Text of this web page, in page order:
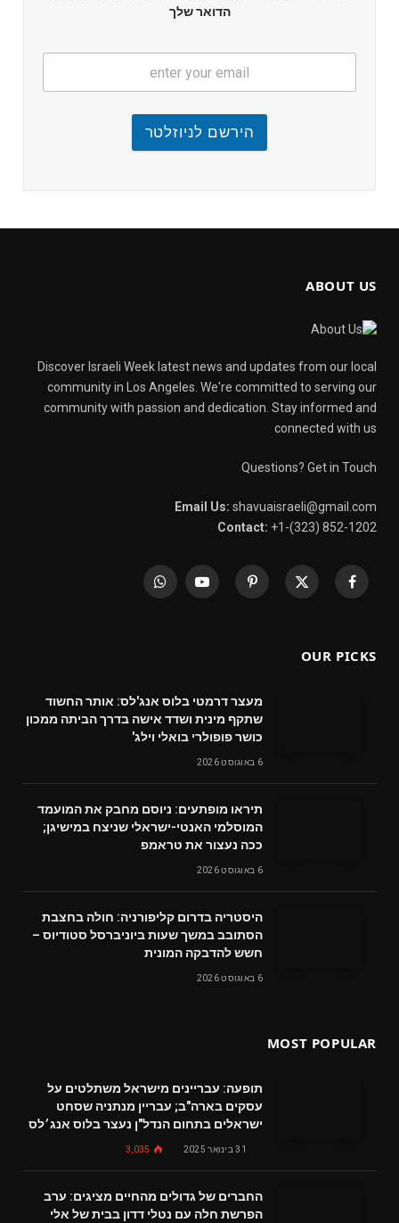
הדואר שלך
הירשם לניוזלטר
ABOUT US
Discover Israeli Week latest news and updates from our local
community in Los Angeles. We're committed to serving our
community with passion and dedication. Stay informed and
connected with us
Questions? Get in Touch
Email Us: shavuaisraeli@gmail.com
Contact: +1-(323) 852-1202
Facebook
X
Pinterest
YouTube
WhatsApp
OUR PICKS
מעצר דרמטי בלוס אנג'לס: אותר החשוד
שתקף מינית ושדד אישה בדרך הביתה ממכון
כושר פופולרי בואלי וילג'
6 באוגוסט 2026
תיראו מופתעים: ניוסם מחבק את המועמד
המוסלמי האנטי-ישראלי שניצח במישיגן;
ככה נעצור את טראמפ
6 באוגוסט 2026
היסטריה בדרום קליפורניה: חולה בחצבת
הסתובב במשך שעות ביוניברסל סטודיוס –
חשש להדבקה המונית
6 באוגוסט 2026
MOST POPULAR
תופעה: עבריינים מישראל משתלטים על
עסקים בארה"ב; עבריין מנתניה שסחט
ישראלים בתחום הנדל"ן נעצר בלוס אנג׳לס
31 בינואר 2025 3,035
החברים של גדולים מהחיים מציגים: ערב
הפרשת חלה עם נטלי דדון בבית של אלי